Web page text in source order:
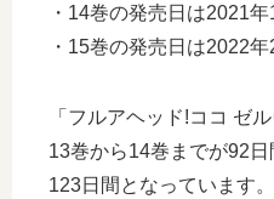
・14巻の発売日は2021年
・15巻の発売日は2022年
「フルアヘッド!ココ ゼ
13巻から14巻までが92
123日間となっています。